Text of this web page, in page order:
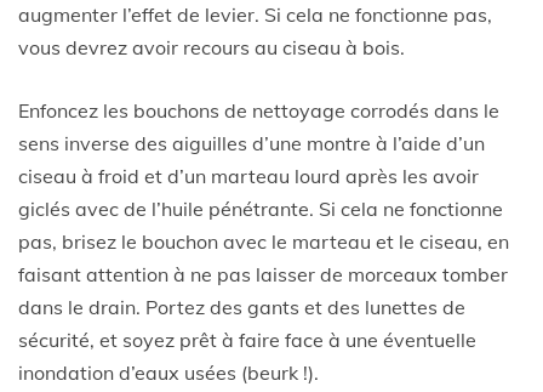
augmenter l’effet de levier. Si cela ne fonctionne pas,
vous devrez avoir recours au ciseau à bois.
Enfoncez les bouchons de nettoyage corrodés dans le
sens inverse des aiguilles d’une montre à l’aide d’un
ciseau à froid et d’un marteau lourd après les avoir
giclés avec de l’huile pénétrante. Si cela ne fonctionne
pas, brisez le bouchon avec le marteau et le ciseau, en
faisant attention à ne pas laisser de morceaux tomber
dans le drain. Portez des gants et des lunettes de
sécurité, et soyez prêt à faire face à une éventuelle
inondation d’eaux usées (beurk !).